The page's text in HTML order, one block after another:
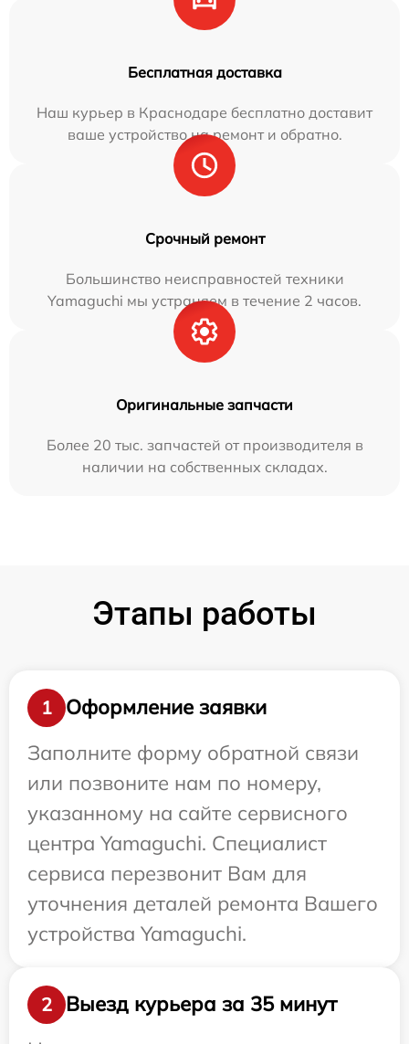
Бесплатная доставка
Наш курьер в Краснодаре бесплатно доставит
ваше устройство на ремонт и обратно.
Срочный ремонт
Большинство неисправностей техники
Yamaguchi мы устраняем в течение 2 часов.
Оригинальные запчасти
Более 20 тыс. запчастей от производителя в
наличии на собственных складах.
Этапы работы
1
Оформление заявки
Заполните форму обратной связи
или позвоните нам по номеру,
указанному на сайте сервисного
центра Yamaguchi. Специалист
сервиса перезвонит Вам для
уточнения деталей ремонта Вашего
устройства Yamaguchi.
2
Выезд курьера за 35 минут